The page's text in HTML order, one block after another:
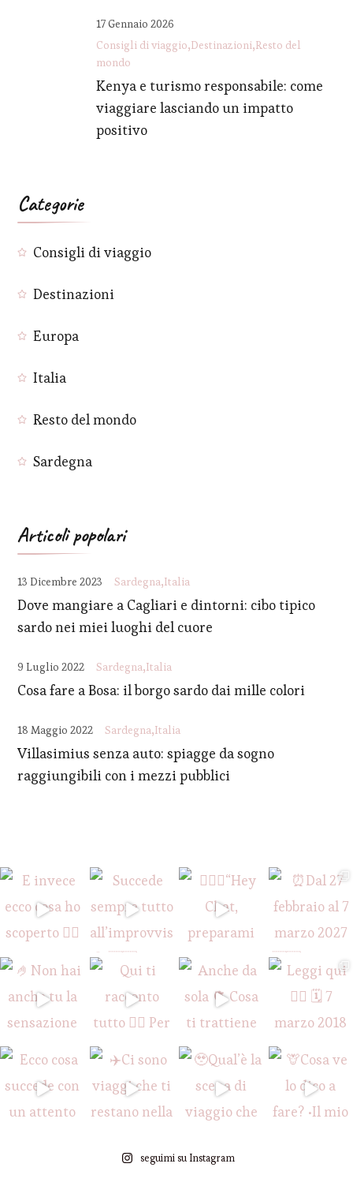
Consigli di viaggio Destinazioni Resto del
mondo
Kenya e turismo responsabile: come
viaggiare lasciando un impatto
positivo
17 Gennaio 2026
Categorie
Consigli di viaggio
Destinazioni
Europa
Italia
Resto del mondo
Sardegna
Articoli popolari
Sardegna Italia
Dove mangiare a Cagliari e dintorni: cibo tipico
sardo nei miei luoghi del cuore
13 Dicembre 2023
Sardegna Italia
Cosa fare a Bosa: il borgo sardo dai mille colori
9 Luglio 2022
Sardegna Italia
Villasimius senza auto: spiagge da sogno
raggiungibili con i mezzi pubblici
18 Maggio 2022
seguimi su Instagram